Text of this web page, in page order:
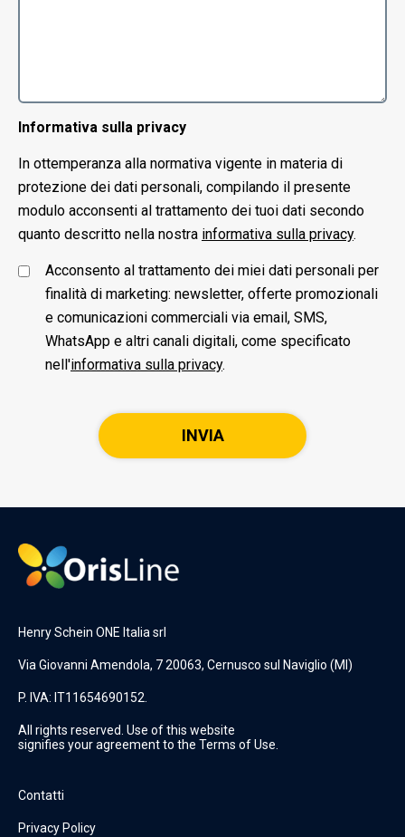
Informativa sulla privacy
In ottemperanza alla normativa vigente in materia di
protezione dei dati personali, compilando il presente
modulo acconsenti al trattamento dei tuoi dati secondo
quanto descritto nella nostra informativa sulla privacy.
Acconsento al trattamento dei miei dati personali per
finalità di marketing: newsletter, offerte promozionali
e comunicazioni commerciali via email, SMS,
WhatsApp e altri canali digitali, come specificato
nell'informativa sulla privacy.
Henry Schein ONE Italia srl
Via Giovanni Amendola, 7 20063, Cernusco sul Naviglio (MI)
P. IVA: IT11654690152.
All rights reserved. Use of this website
signifies your agreement to the Terms of Use.
Contatti
Privacy Policy